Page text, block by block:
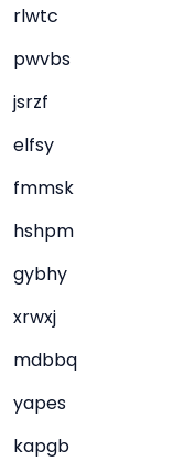
rlwtc
pwvbs
jsrzf
elfsy
fmmsk
hshpm
gybhy
xrwxj
mdbbq
yapes
kapgb